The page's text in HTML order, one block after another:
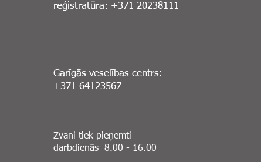
reģistratūra: +371 20238111
Garīgās veselības centrs:
+371 64123567
Zvani tiek pieņemti
darbdienās 8.00 - 16.00